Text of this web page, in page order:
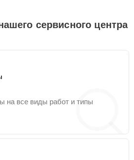
сервисного центра
на все виды работ и типы